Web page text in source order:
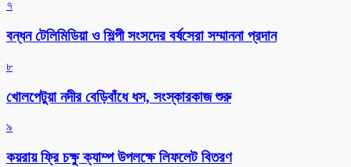
৭
বন্ধন টেলিমিডিয়া ও শিল্পী সংসদের বর্ষসেরা সম্মাননা প্রদান
৮
খোলপেটুয়া নদীর বেড়িবাঁধে ধস, সংস্কারকাজ শুরু
৯
কয়রায় ফ্রি চক্ষু ক্যাম্প উপলক্ষে লিফলেট বিতরণ